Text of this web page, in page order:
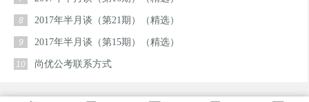
8 2017年半月谈（第21期）（精选）
9 2017年半月谈（第15期）（精选）
10 尚优公考联系方式